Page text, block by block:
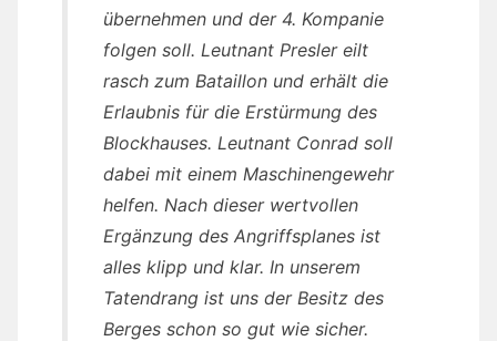
übernehmen und der 4. Kompanie
folgen soll. Leutnant Presler eilt
rasch zum Bataillon und erhält die
Erlaubnis für die Erstürmung des
Blockhauses. Leutnant Conrad soll
dabei mit einem Maschinengewehr
helfen. Nach dieser wertvollen
Ergänzung des Angriffsplanes ist
alles klipp und klar. In unserem
Tatendrang ist uns der Besitz des
Berges schon so gut wie sicher.